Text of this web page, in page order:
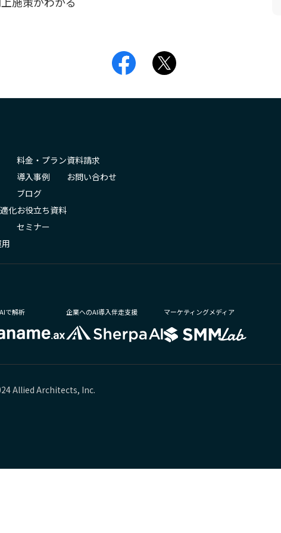
化
料金・プラン
導入事例
ブログ
お役立ち資料
セミナー
資料請求
お問い合わせ
で解析 企業へのAI導入伴走支援 マーケティングメディア
Allied Architects, Inc.